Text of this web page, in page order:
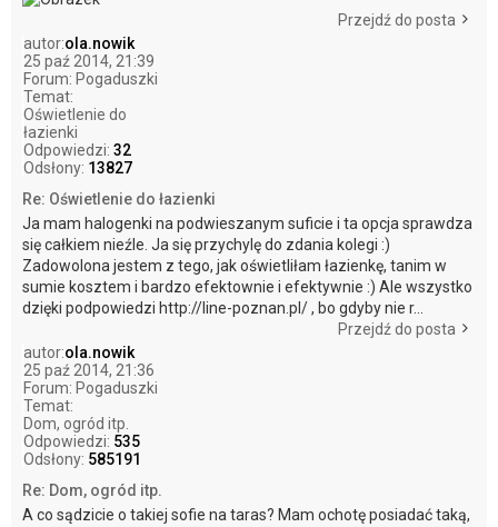
Przejdź do posta
autor:ola.nowik
25 paź 2014, 21:39
Forum: Pogaduszki
Temat:
Oświetlenie do
łazienki
Odpowiedzi: 32
Odsłony: 13827
Re: Oświetlenie do łazienki
Ja mam halogenki na podwieszanym suficie i ta opcja sprawdza
się całkiem nieźle. Ja się przychylę do zdania kolegi :)
Zadowolona jestem z tego, jak oświetliłam łazienkę, tanim w
sumie kosztem i bardzo efektownie i efektywnie :) Ale wszystko
dzięki podpowiedzi http://line-poznan.pl/ , bo gdyby nie r...
Przejdź do posta
autor:ola.nowik
25 paź 2014, 21:36
Forum: Pogaduszki
Temat:
Dom, ogród itp.
Odpowiedzi: 535
Odsłony: 585191
Re: Dom, ogród itp.
A co sądzicie o takiej sofie na taras? Mam ochotę posiadać taką,